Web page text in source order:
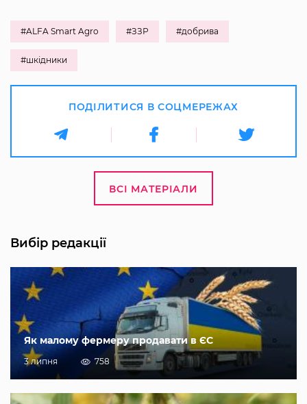
#ALFA Smart Agro #ЗЗР #добрива
#шкідники
ПОДІЛИТИСЯ В СОЦМЕРЕЖАХ
ВСІ МАТЕРІАЛИ
Вибір редакції
Як малому фермеру продавати в ЄС
3 липня 758